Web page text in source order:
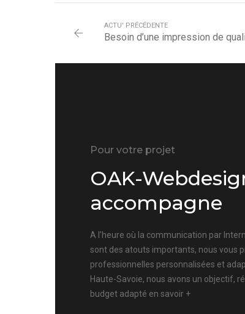
ACTU' PRÉCÉDENTE
Besoin d’une impression de
Pour votre projet
OAK-
accompagne
A l’heure où la communication par
sont des atouts importants, nous vous
professionnelles personnalisées et
Haute-Savoie, nous avons un objectif,
budget adapté en savoir +